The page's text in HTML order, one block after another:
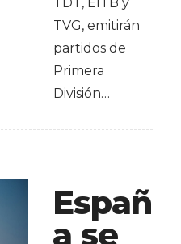
TVG, emitirán
partidos de
Primera
División…
Españ
a se